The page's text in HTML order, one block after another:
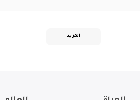
المزيد